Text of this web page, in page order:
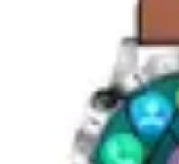
Développement
Trucs pour Gagner